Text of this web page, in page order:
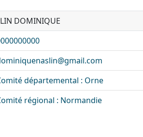
DOMINIQUE
départemental : Orne
régional : Normandie